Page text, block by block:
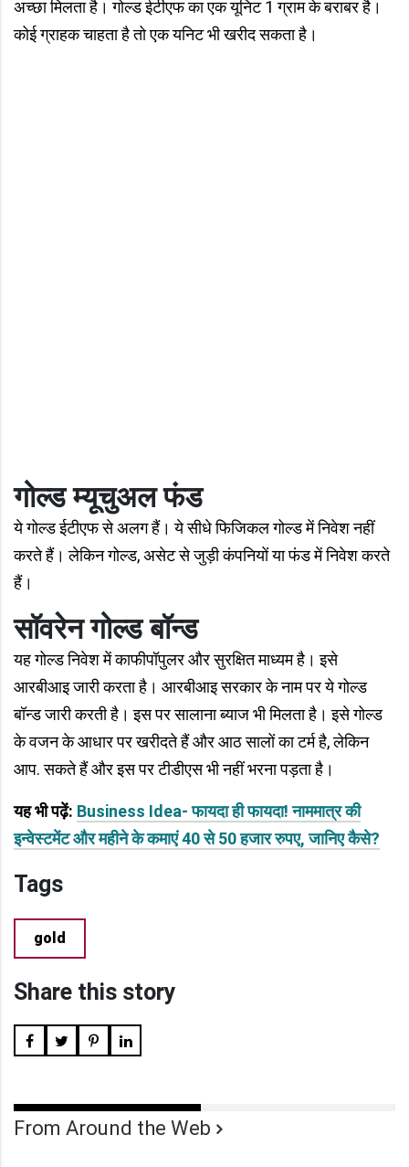
अच्छा मिलता है। गोल्ड ईटीएफ का एक यूनिट 1 ग्राम के बराबर है।
कोई ग्राहक चाहता है तो एक यनिट भी खरीद सकता है।
गोल्ड म्यूचुअल फंड
ये गोल्ड ईटीएफ से अलग हैं। ये सीधे फिजिकल गोल्ड में निवेश नहीं
करते हैं। लेकिन गोल्ड, असेट से जुड़ी कंपनियों या फंड में निवेश करते
हैं।
सॉवरेन गोल्ड बॉन्ड
यह गोल्ड निवेश में काफीपॉपुलर और सुरक्षित माध्यम है। इसे
आरबीआइ जारी करता है। आरबीआइ सरकार के नाम पर ये गोल्ड
बॉन्ड जारी करती है। इस पर सालाना ब्याज भी मिलता है। इसे गोल्ड
के वजन के आधार पर खरीदते हैं और आठ सालों का टर्म है, लेकिन
आप. सकते हैं और इस पर टीडीएस भी नहीं भरना पड़ता है।
यह भी पढ़ें: Business Idea- फायदा ही फायदा! नाममात्र की
इन्वेस्टमेंट और महीने के कमाएं 40 से 50 हजार रुपए, जानिए कैसे?
Tags
gold
Share this story
From Around the Web